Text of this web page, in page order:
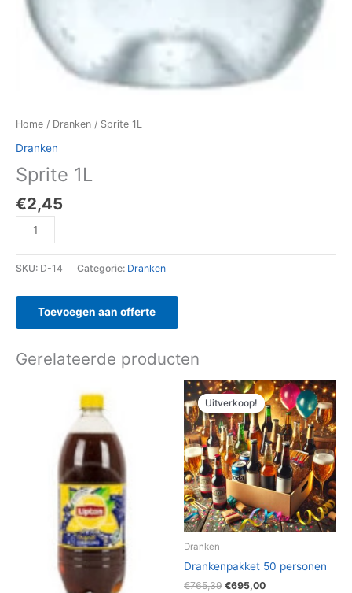
Home / Dranken / Sprite 1L
Dranken
Sprite 1L
€2,45
SKU: D-14 Categorie: Dranken
Toevoegen aan offerte
Gerelateerde producten
Uitverkoop!
Uitverkoop!
Dranken
Drankenpakket 50 personen
€765,39
Oorspronkelijke
prijs
was:
€765,39.
€695,00
Huidige
prijs
is:
€695,00.